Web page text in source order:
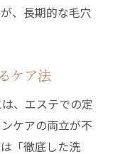
、長期的な毛穴
ケア法
、エステでの定
ケアの両立が不
「徹底した洗